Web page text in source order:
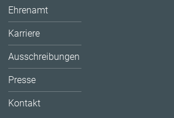
Ehrenamt
Karriere
Ausschreibungen
Presse
Kontakt